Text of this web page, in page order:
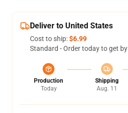
Deliver to United States
Cost to ship:$6.99
Standard - Order today to get by
Production
Today
Shipping
Aug. 11